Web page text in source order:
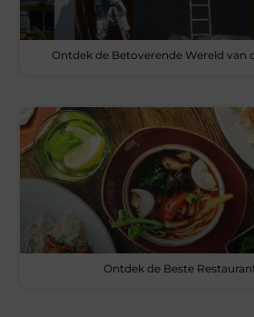
Ontdek de Betoverende Wereld van
Ontdek de Beste